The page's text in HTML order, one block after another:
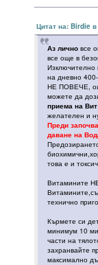
Цитат на: Birdie
Аз лично все
все още в
на дневно
НЕ ПОВЕЧЕ,
можете да
приема на
желателен и
Преди
даване на
това е и
Витамините
технично
Кърмете си
минимум 10
части на
захранвайте
максимално